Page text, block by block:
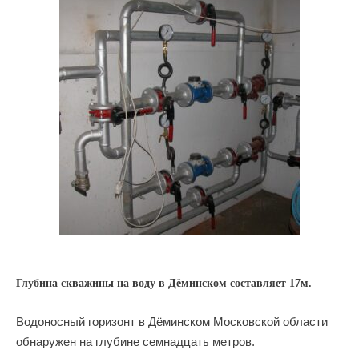
Глубина скважины на воду в Дёминском составляет 17м.
Водоносный горизонт в Дёминском Московской области
обнаружен на глубине семнадцать метров.